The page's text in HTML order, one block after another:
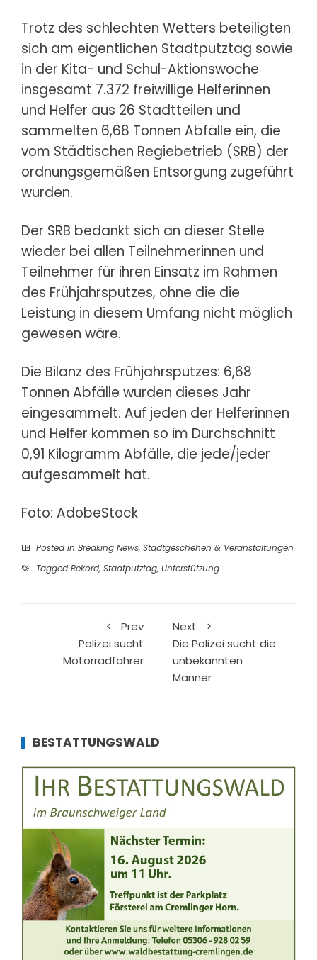
Trotz des schlechten Wetters beteiligten
sich am eigentlichen Stadtputztag sowie
in der Kita- und Schul-Aktionswoche
insgesamt 7.372 freiwillige Helferinnen
und Helfer aus 26 Stadtteilen und
sammelten 6,68 Tonnen Abfälle ein, die
vom Städtischen Regiebetrieb (SRB) der
ordnungsgemäßen Entsorgung zugeführt
wurden.
Der SRB bedankt sich an dieser Stelle
wieder bei allen Teilnehmerinnen und
Teilnehmer für ihren Einsatz im Rahmen
des Frühjahrsputzes, ohne die die
Leistung in diesem Umfang nicht möglich
gewesen wäre.
Die Bilanz des Frühjahrsputzes: 6,68
Tonnen Abfälle wurden dieses Jahr
eingesammelt. Auf jeden der Helferinnen
und Helfer kommen so im Durchschnitt
0,91 Kilogramm Abfälle, die jede/jeder
aufgesammelt hat.
Foto: AdobeStock
Posted in Breaking News, Stadtgeschehen & Veranstaltungen
Tagged Rekord, Stadtputztag, Unterstützung
Prev
Polizei sucht
Motorradfahrer
Next
Die Polizei sucht die
unbekannten
Männer
BESTATTUNGSWALD